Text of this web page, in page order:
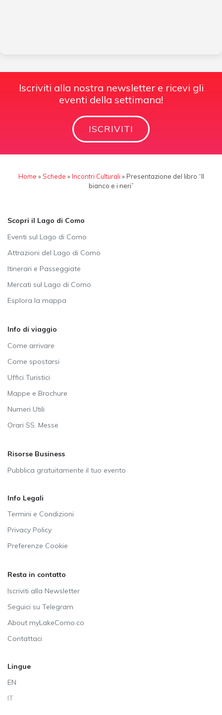
Iscriviti alla nostra newsletter e ricevi gli
eventi della settimana!
ISCRIVITI
Home »Schede »Incontri Culturali » Presentazione del libro “Il
bianco e i neri”
Scopri il Lago di Como
Eventi sul Lago di Como
Attrazioni del Lago di Como
Itinerari e Passeggiate
Mercati sul Lago di Como
Esplora la mappa
Info di viaggio
Come arrivare
Come spostarsi
Uffici Turistici
Mappe e Brochure
Numeri Utili
Orari SS. Messe
Risorse Business
Pubblica gratuitamente il tuo evento
Info Legali
Termini e Condizioni
Privacy Policy
Preferenze Cookie
Resta in contatto
Iscriviti alla Newsletter
Seguici su Telegram
About myLakeComo.co
Contattaci
Lingue
EN
IT